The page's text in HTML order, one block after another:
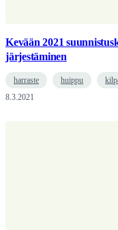
Kevään 2021
järjestäminen
harraste huippu
8.3.2021